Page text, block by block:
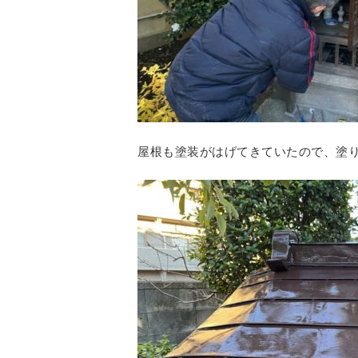
屋根も塗装がはげてきていたので、塗